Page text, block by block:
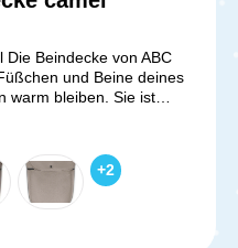
Die Beindecke von ABC
und Beine deines
warm bleiben. Sie ist
geschützt. Die
um den
Im oberen Teil
Reißverschluss, mit
kannst.
+2